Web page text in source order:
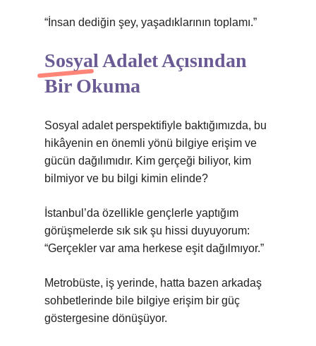
“İnsan dediğin şey, yaşadıklarının toplamı.”
Sosyal Adalet Açısından
Bir Okuma
Sosyal adalet perspektifiyle baktığımızda, bu
hikâyenin en önemli yönü bilgiye erişim ve
gücün dağılımıdır. Kim gerçeği biliyor, kim
bilmiyor ve bu bilgi kimin elinde?
İstanbul’da özellikle gençlerle yaptığım
görüşmelerde sık sık şu hissi duyuyorum:
“Gerçekler var ama herkese eşit dağılmıyor.”
Metrobüste, iş yerinde, hatta bazen arkadaş
sohbetlerinde bile bilgiye erişim bir güç
göstergesine dönüşüyor.